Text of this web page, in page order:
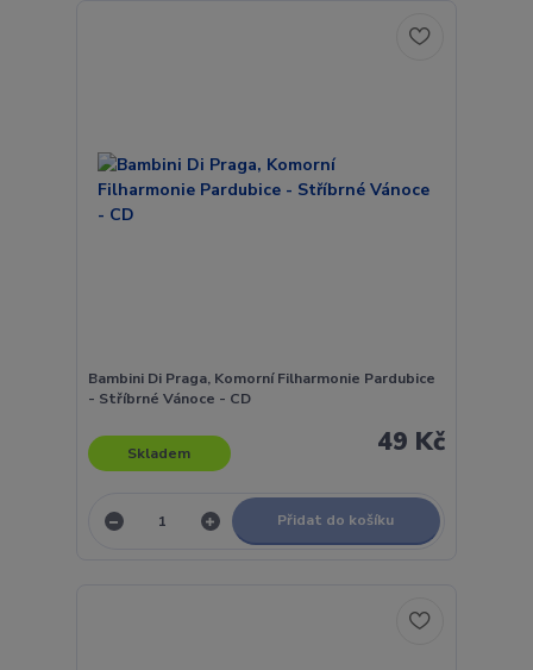
Bambini Di Praga, Komorní Filharmonie Pardubice
- Stříbrné Vánoce - CD
49 Kč
Skladem
Přidat do košíku